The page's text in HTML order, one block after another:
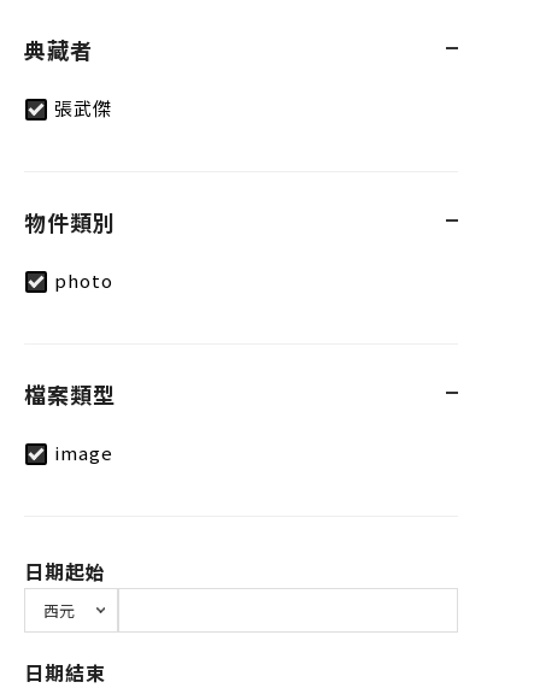
典藏者
張武傑
物件類別
photo
檔案類型
image
日期起始
日期結束